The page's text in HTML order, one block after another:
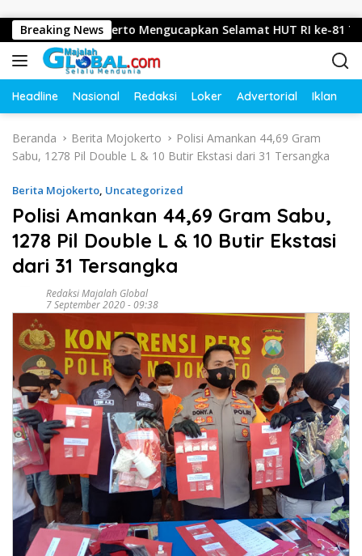
Breaking News
Mojokerto Mengucapkan Selamat HUT RI ke-81 Tahun
Headline Nasional Redaksi Loker Advertorial Iklan
Beranda Berita Mojokerto
Polisi Amankan 44,69 Gram
Sabu, 1278 Pil Double L & 10 Butir Ekstasi dari 31 Tersangka
Berita Mojokerto, Uncategorized
Polisi Amankan 44,69 Gram Sabu,
1278 Pil Double L & 10 Butir Ekstasi
dari 31 Tersangka
Redaksi Majalah Global
7 September 2020 - 09:38